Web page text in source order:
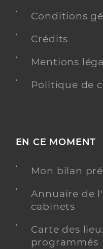
Conditions
Crédits
Mentions
Politique de
EN CE MOMENT
Mon bilan
Annuaire de
cabinets
Carte des
programmés